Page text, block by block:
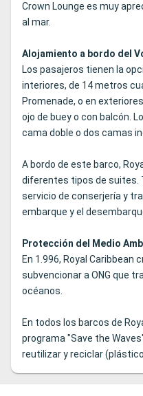
Crown Lounge es muy
al mar.
Alojamiento a bordo del
Los pasajeros tienen la
interiores, de 14 metros
Promenade, o en
ojo de buey o con balcón.
cama doble o dos camas
A bordo de este barco,
diferentes tipos de suites.
servicio de conserjería y
embarque y el
Protección del Medio
En 1.996, Royal Caribbean
subvencionar a ONG que
océanos.
En todos los barcos de
programa "Save the
reutilizar y reciclar